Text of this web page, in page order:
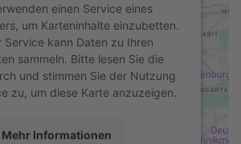
einen Service eines
um Karteninhalte einzubetten.
Service kann Daten zu Ihren
sammeln. Bitte lesen Sie die
und stimmen Sie der Nutzung
zu, um diese Karte anzuzeigen.
Mehr Informationen